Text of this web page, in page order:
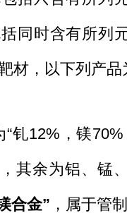
同时含有所列
材，以下列产品
钆12%，镁
其余为铝、锰
合金” ，属于管